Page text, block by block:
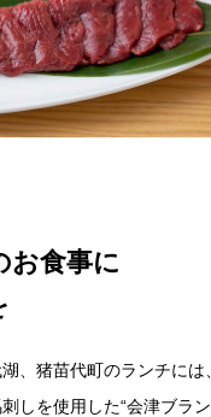
お食事に
、猪苗代町のランチには
しを使用した“会津ブラン